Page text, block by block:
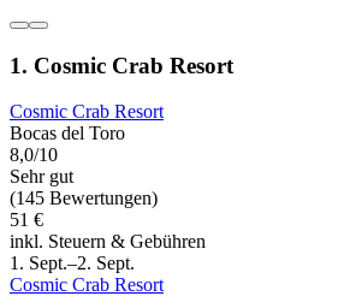
1. Cosmic Crab Resort
Cosmic Crab Resort
Bocas del Toro
8,0/10
Sehr gut
(145 Bewertungen)
51 €
inkl. Steuern & Gebühren
1. Sept.–2. Sept.
Cosmic Crab Resort